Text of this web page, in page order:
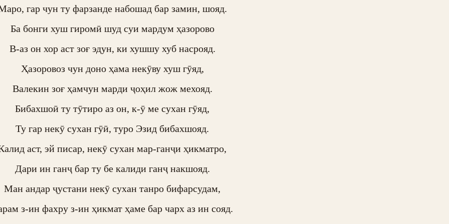
гар чун ту фарзанде набошад бар замин, шояд.
Ба бонги хуш гиромӣ шуд суи мардум ҳазорово
В-аз он хор аст зоғ эдун, ки хушшу хуб насрояд.
Ҳазоровоз чун доно ҳама некӯву хуш гӯяд,
Валекин зоғ ҳамчун марди ҷоҳил жож мехояд.
Бибахшоӣ ту тӯтиро аз он, к-ӯ ме сухан гӯяд,
Ту гар некӯ сухан гӯӣ, туро Эзид бибахшояд.
аст, эй писар, некӯ сухан мар-ганҷи ҳикматро,
Дари ин ганҷ бар ту бе калиди ганҷ накшояд.
Ман андар ҷустани некӯ сухан танро бифарсудам,
з-ин фахру з-ин ҳикмат ҳаме бар чарх аз ин сояд.